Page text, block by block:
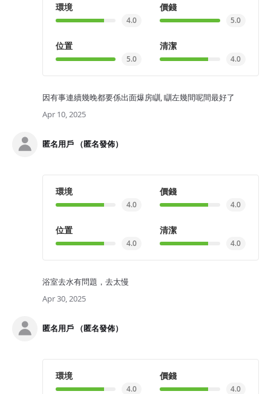
環境
4.0
價錢
5.0
位置
5.0
清潔
4.0
因有事連續幾晚都要係出面爆房瞓, 瞓左幾間呢間最好了
Apr 10, 2025
匿名用戶 （匿名發佈）
環境
4.0
價錢
4.0
位置
4.0
清潔
4.0
浴室去水有問題，去太慢
Apr 30, 2025
匿名用戶 （匿名發佈）
環境
4.0
價錢
4.0